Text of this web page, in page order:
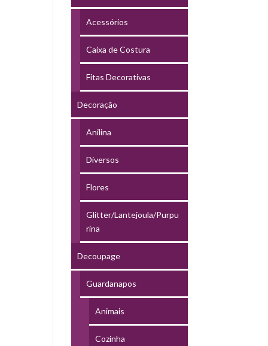
Acessórios
Caixa de Costura
Fitas Decorativas
Decoração
Anilina
Diversos
Flores
Glitter/Lantejoula/Purpu
rina
Decoupage
Guardanapos
Animais
Cozinha